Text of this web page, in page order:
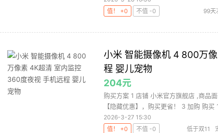
值！ +0
不值 -0 99天
小米 智能摄像机 4 800万
程 婴儿宠物
204元
购买方案 1 店铺 小米官方旗舰店 ,商品
【隐藏优惠】，购买更省！ 3 加购 购买
2026-3-27 15:30
值！ +0
不值 -0 低于双11